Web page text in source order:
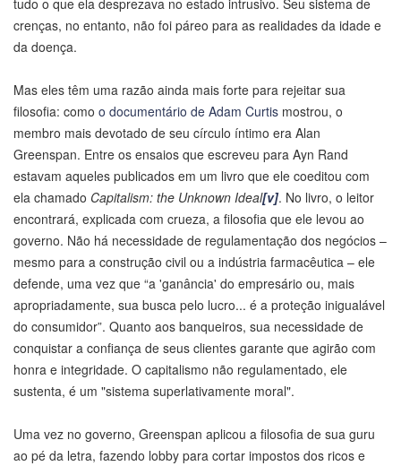
tudo o que ela desprezava no estado intrusivo. Seu sistema de
crenças, no entanto, não foi páreo para as realidades da idade e
da doença.
Mas eles têm uma razão ainda mais forte para rejeitar sua
filosofia: como o documentário de Adam Curtis mostrou, o
membro mais devotado de seu círculo íntimo era Alan
Greenspan. Entre os ensaios que escreveu para Ayn Rand
estavam aqueles publicados em um livro que ele coeditou com
ela chamado Capitalism: the Unknown Ideal[v]. No livro, o leitor
encontrará, explicada com crueza, a filosofia que ele levou ao
governo. Não há necessidade de regulamentação dos negócios –
mesmo para a construção civil ou a indústria farmacêutica – ele
defende, uma vez que “a 'ganância' do empresário ou, mais
apropriadamente, sua busca pelo lucro... é a proteção inigualável
do consumidor”. Quanto aos banqueiros, sua necessidade de
conquistar a confiança de seus clientes garante que agirão com
honra e integridade. O capitalismo não regulamentado, ele
sustenta, é um "sistema superlativamente moral".
Uma vez no governo, Greenspan aplicou a filosofia de sua guru
ao pé da letra, fazendo lobby para cortar impostos dos ricos e